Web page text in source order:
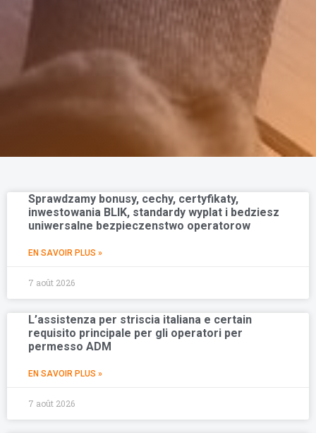
Sprawdzamy bonusy, cechy, certyfikaty,
inwestowania BLIK, standardy wyplat i bedziesz
uniwersalne bezpieczenstwo operatorow
EN SAVOIR PLUS »
7 août 2026
L’assistenza per striscia italiana e certain
requisito principale per gli operatori per
permesso ADM
EN SAVOIR PLUS »
7 août 2026